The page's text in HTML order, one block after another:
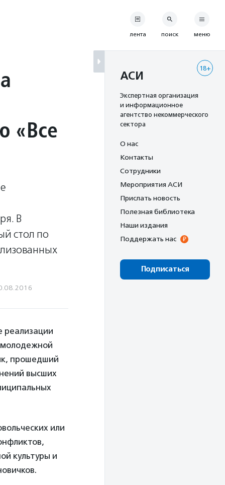
«Все
В
стол по
реализации
молодежной
прошедший
высших
или
культуры и
лента поиск меню
18+
АСИ
Экспертная организация
и информационное
агентство некоммерческого
сектора
О нас
Контакты
Сотрудники
Мероприятия АСИ
Прислать новость
Полезная библиотека
Наши издания
Поддержать нас
Подписаться